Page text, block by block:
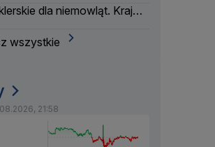
dla niemowląt. Kraj
wszystkie
21:58